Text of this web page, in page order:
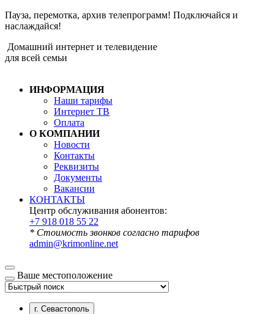
Пауза, перемотка, архив телепрограмм! Подключайся и
наслаждайся!
Домашний интернет и телевидение
для всей семьи
ИНФОРМАЦИЯ
Наши тарифы
Интернет ТВ
Оплата
О КОМПАНИИ
Новости
Контакты
Реквизиты
Документы
Вакансии
КОНТАКТЫ
Центр обслуживания абонентов:
+7 918 018 55 22
* Стоимость звонков согласно тарифов
admin@krimonline.net
Ваше местоположение
г. Севастополь